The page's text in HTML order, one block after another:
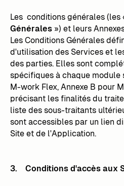
Les conditions générales (les
Générales») et leurs
Les Conditions Générales
d'utilisation des Services et
des parties. Elles sont
spécifiques à chaque module
M-work Flex, Annexe B pour
précisant les finalités du
liste des sous-traitants
sont accessibles par un lien
Site et de l'Application.
3. Conditions d'accès aux